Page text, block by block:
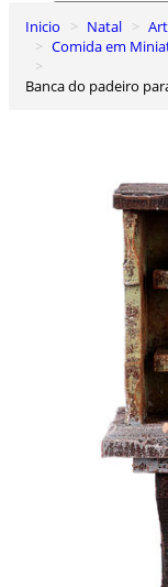
Carrinho de
Inicio Natal
Comida em
Banca do padeiro